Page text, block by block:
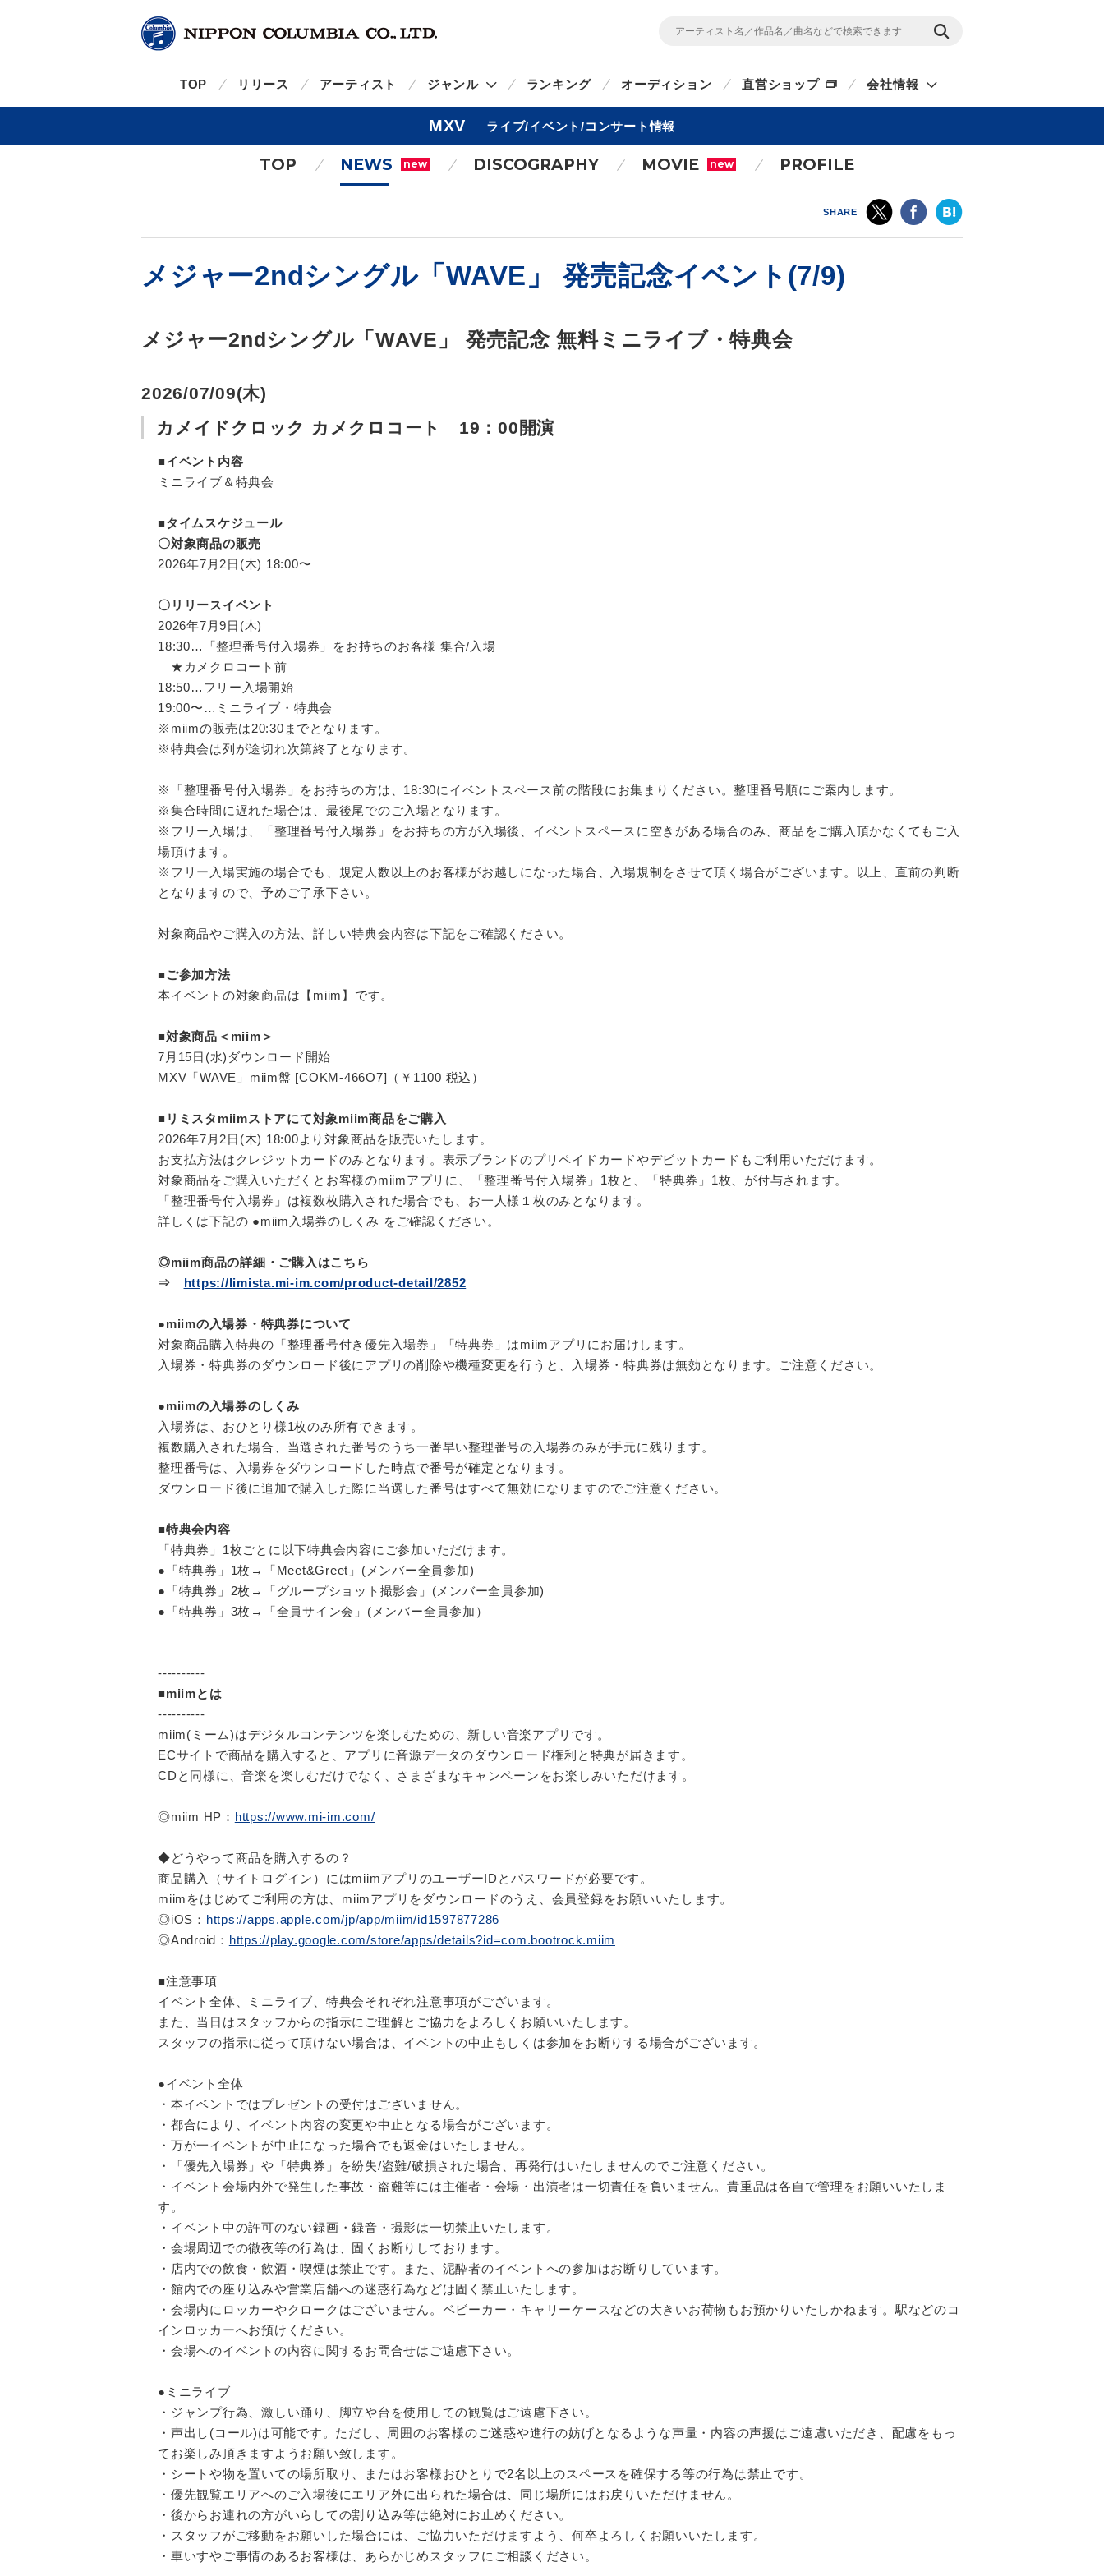
TOP リリース アーティスト ジャンル ランキング オーディション 直営ショップ 会社情報
MXV ライブ/イベント/コンサート情報
TOP NEWS new DISCOGRAPHY MOVIE new PROFILE
SHARE
メジャー2ndシングル「WAVE」 発売記念イベント(7/9)
メジャー2ndシングル「WAVE」 発売記念 無料ミニライブ・特典会
2026/07/09(木)
カメイドクロック カメクロコート 19：00開演
■イベント内容
ミニライブ＆特典会
■タイムスケジュール
〇対象商品の販売
2026年7月2日(木) 18:00〜
〇リリースイベント
2026年7月9日(木)
18:30…「整理番号付入場券」をお持ちのお客様 集合/入場
★カメクロコート前
18:50…フリー入場開始
19:00〜…ミニライブ・特典会
※miimの販売は20:30までとなります。
※特典会は列が途切れ次第終了となります。
※「整理番号付入場券」をお持ちの方は、18:30にイベントスペース前の階段にお集まりください。整理番号順にご案内します。
※集合時間に遅れた場合は、最後尾でのご入場となります。
※フリー入場は、「整理番号付入場券」をお持ちの方が入場後、イベントスペースに空きがある場合のみ、商品をご購入頂かなくてもご入
場頂けます。
※フリー入場実施の場合でも、規定人数以上のお客様がお越しになった場合、入場規制をさせて頂く場合がございます。以上、直前の判断
となりますので、予めご了承下さい。
対象商品やご購入の方法、詳しい特典会内容は下記をご確認ください。
■ご参加方法
本イベントの対象商品は【miim】です。
■対象商品＜miim＞
7月15日(水)ダウンロード開始
MXV「WAVE」miim盤 [COKM-466O7]（￥1100 税込）
■リミスタmiimストアにて対象miim商品をご購入
2026年7月2日(木) 18:00より対象商品を販売いたします。
お支払方法はクレジットカードのみとなります。表示ブランドのプリペイドカードやデビットカードもご利用いただけます。
対象商品をご購入いただくとお客様のmiimアプリに、「整理番号付入場券」1枚と、「特典券」1枚、が付与されます。
「整理番号付入場券」は複数枚購入された場合でも、お一人様１枚のみとなります。
詳しくは下記の ●miim入場券のしくみ をご確認ください。
◎miim商品の詳細・ご購入はこちら
⇒ https://limista.mi-im.com/product-detail/2852
●miimの入場券・特典券について
対象商品購入特典の「整理番号付き優先入場券」「特典券」はmiimアプリにお届けします。
入場券・特典券のダウンロード後にアプリの削除や機種変更を行うと、入場券・特典券は無効となります。ご注意ください。
●miimの入場券のしくみ
入場券は、おひとり様1枚のみ所有できます。
複数購入された場合、当選された番号のうち一番早い整理番号の入場券のみが手元に残ります。
整理番号は、入場券をダウンロードした時点で番号が確定となります。
ダウンロード後に追加で購入した際に当選した番号はすべて無効になりますのでご注意ください。
■特典会内容
「特典券」1枚ごとに以下特典会内容にご参加いただけます。
●「特典券」1枚→「Meet&Greet」(メンバー全員参加)
●「特典券」2枚→「グループショット撮影会」(メンバー全員参加)
●「特典券」3枚→「全員サイン会」(メンバー全員参加）
----------
■miimとは
----------
miim(ミーム)はデジタルコンテンツを楽しむための、新しい音楽アプリです。
ECサイトで商品を購入すると、アプリに音源データのダウンロード権利と特典が届きます。
CDと同様に、音楽を楽しむだけでなく、さまざまなキャンペーンをお楽しみいただけます。
◎miim HP： https://www.mi-im.com/
◆どうやって商品を購入するの？
商品購入（サイトログイン）にはmiimアプリのユーザーIDとパスワードが必要です。
miimをはじめてご利用の方は、miimアプリをダウンロードのうえ、会員登録をお願いいたします。
◎iOS： https://apps.apple.com/jp/app/miim/id1597877286
◎Android： https://play.google.com/store/apps/details?id=com.bootrock.miim
■注意事項
イベント全体、ミニライブ、特典会それぞれ注意事項がございます。
また、当日はスタッフからの指示にご理解とご協力をよろしくお願いいたします。
スタッフの指示に従って頂けない場合は、イベントの中止もしくは参加をお断りする場合がございます。
●イベント全体
・本イベントではプレゼントの受付はございません。
・都合により、イベント内容の変更や中止となる場合がございます。
・万が一イベントが中止になった場合でも返金はいたしません。
・「優先入場券」や「特典券」を紛失/盗難/破損された場合、再発行はいたしませんのでご注意ください。
・イベント会場内外で発生した事故・盗難等には主催者・会場・出演者は一切責任を負いません。貴重品は各自で管理をお願いいたしま
す。
・イベント中の許可のない録画・録音・撮影は一切禁止いたします。
・会場周辺での徹夜等の行為は、固くお断りしております。
・店内での飲食・飲酒・喫煙は禁止です。また、泥酔者のイベントへの参加はお断りしています。
・館内での座り込みや営業店舗への迷惑行為などは固く禁止いたします。
・会場内にロッカーやクロークはございません。ベビーカー・キャリーケースなどの大きいお荷物もお預かりいたしかねます。駅などのコ
インロッカーへお預けください。
・会場へのイベントの内容に関するお問合せはご遠慮下さい。
●ミニライブ
・ジャンプ行為、激しい踊り、脚立や台を使用しての観覧はご遠慮下さい。
・声出し(コール)は可能です。ただし、周囲のお客様のご迷惑や進行の妨げとなるような声量・内容の声援はご遠慮いただき、配慮をもっ
てお楽しみ頂きますようお願い致します。
・シートや物を置いての場所取り、またはお客様おひとりで2名以上のスペースを確保する等の行為は禁止です。
・優先観覧エリアへのご入場後にエリア外に出られた場合は、同じ場所にはお戻りいただけません。
・後からお連れの方がいらしての割り込み等は絶対にお止めください。
・スタッフがご移動をお願いした場合には、ご協力いただけますよう、何卒よろしくお願いいたします。
・車いすやご事情のあるお客様は、あらかじめスタッフにご相談ください。